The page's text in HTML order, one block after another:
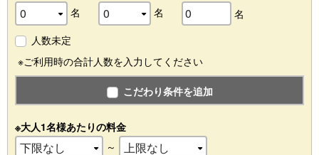
名
名
名
人数未定
※ご利用時の合計人数を入力してください
こだわり条件を追加
※大人1名様あたりの料金
～